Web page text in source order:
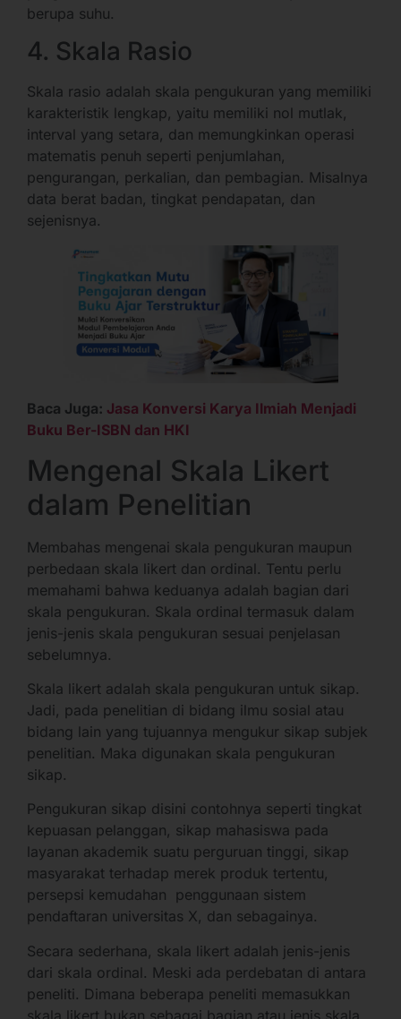
berupa suhu.
4. Skala Rasio
Skala rasio adalah skala pengukuran yang memiliki
karakteristik lengkap, yaitu memiliki nol mutlak,
interval yang setara, dan memungkinkan operasi
matematis penuh seperti penjumlahan,
pengurangan, perkalian, dan pembagian. Misalnya
data berat badan, tingkat pendapatan, dan
sejenisnya.
Baca Juga: Jasa Konversi Karya Ilmiah Menjadi
Buku Ber-ISBN dan HKI
Mengenal Skala Likert
dalam Penelitian
Membahas mengenai skala pengukuran maupun
perbedaan skala likert dan ordinal. Tentu perlu
memahami bahwa keduanya adalah bagian dari
skala pengukuran. Skala ordinal termasuk dalam
jenis-jenis skala pengukuran sesuai penjelasan
sebelumnya.
Skala likert adalah skala pengukuran untuk sikap.
Jadi, pada penelitian di bidang ilmu sosial atau
bidang lain yang tujuannya mengukur sikap subjek
penelitian. Maka digunakan skala pengukuran
sikap.
Pengukuran sikap disini contohnya seperti tingkat
kepuasan pelanggan, sikap mahasiswa pada
layanan akademik suatu perguruan tinggi, sikap
masyarakat terhadap merek produk tertentu,
persepsi kemudahan penggunaan sistem
pendaftaran universitas X, dan sebagainya.
Secara sederhana, skala likert adalah jenis-jenis
dari skala ordinal. Meski ada perdebatan di antara
peneliti. Dimana beberapa peneliti memasukkan
skala likert bukan sebagai bagian atau jenis skala